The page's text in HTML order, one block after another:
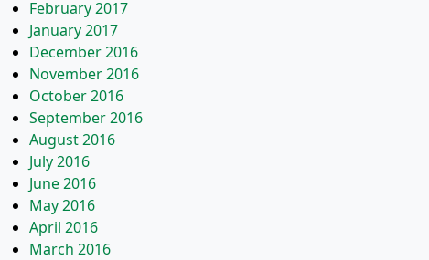
February 2017
January 2017
December 2016
November 2016
October 2016
September 2016
August 2016
July 2016
June 2016
May 2016
April 2016
March 2016